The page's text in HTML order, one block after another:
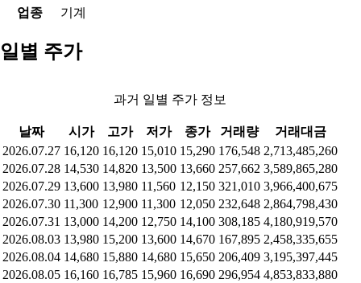
업종
기계
일별 주가
과거 일별 주가 정보
날짜 시가 고가 저가 종가 거래량
거래대금
2026.07.27 16,120 16,120 15,010 15,290 176,548 2,713,485,260
2026.07.28 14,530 14,820 13,500 13,660 257,662 3,589,865,280
2026.07.29 13,600 13,980 11,560 12,150 321,010 3,966,400,675
2026.07.30 11,300 12,900 11,300 12,050 232,648 2,864,798,430
2026.07.31 13,000 14,200 12,750 14,100 308,185 4,180,919,570
2026.08.03 13,980 15,200 13,600 14,670 167,895 2,458,335,655
2026.08.04 14,680 15,880 14,680 15,650 206,409 3,195,397,445
2026.08.05 16,160 16,785 15,960 16,690 296,954 4,853,833,880